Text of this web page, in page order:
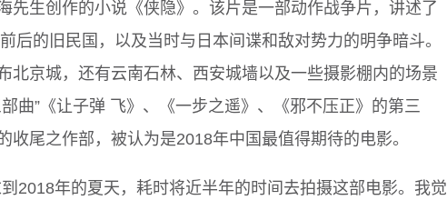
先生创作的小说《侠隐》。该片是一部动作战争片，讲述了
后的旧民国，以及当时与日本间谍和敌对势力的明争暗斗。
北京城，还有云南石林、西安城墙以及一些摄影棚内的场景
曲”《让子弹 飞》、《一步之遥》、《邪不压正》的第三
收尾之作部，被认为是2018年中国最值得期待的电影。
2018年的夏天，耗时将近半年的时间去拍摄这部电影。我觉